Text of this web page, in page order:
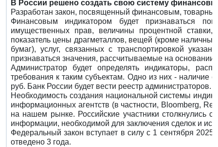
В России решено создать свою систему
Разработан закон, посвященный финансовым,
Финансовым индикатором будет признаваться
имущественных прав, величины процентной
показатель цены драгметаллов, вещей (кроме
бумаг), услуг, связанных с транспортировкой
признаваться значения, рассчитываемые на основании
Администратор будет определять индикаторы,
требования к таким субъектам. Одно из них - наличие
руб. Банк России будет вести реестр администраторов.
Необходимость создания национальной системы
информационных агентств (в частности, Bloomberg,
на нашем рынке. Российские участники столкнулись
информации, необходимой для заключения сделок и
Федеральный закон вступает в силу с 1 сентября
отведено 3 года.